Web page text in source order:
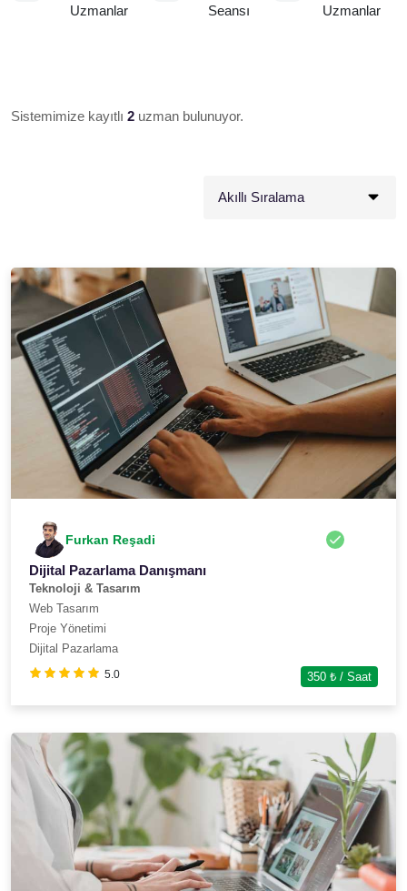
Uzmanlar
Seansı
Uzmanlar
Sistemimize kayıtlı 2 uzman bulunuyor.
Furkan Reşadi
Dijital Pazarlama Danışmanı
Teknoloji & Tasarım
Web Tasarım
Proje Yönetimi
Dijital Pazarlama
5.0 350 ₺ / Saat